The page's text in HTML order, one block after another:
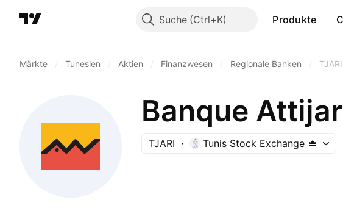
Suche Produkte
Märkte Tunesien Aktien Finanzwesen Regionale Banken TJARI
Banque
TJARI Tunis Stock Exchange